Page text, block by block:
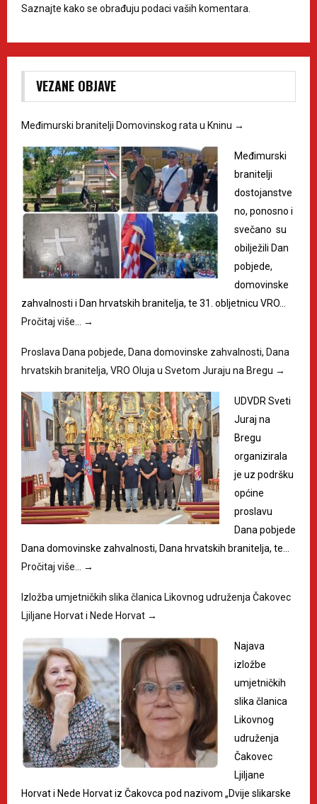
Saznajte kako se obrađuju podaci vaših komentara.
VEZANE OBJAVE
Međimurski branitelji Domovinskog rata u Kninu →
Međimurski
branitelji
dostojanstve
no, ponosno i
svečano su
obilježili Dan
pobjede,
domovinske
zahvalnosti i Dan hrvatskih branitelja, te 31. obljetnicu VRO…
Pročitaj više…
→
Proslava Dana pobjede, Dana domovinske zahvalnosti, Dana
hrvatskih branitelja, VRO Oluja u Svetom Juraju na Bregu →
UDVDR Sveti
Juraj na
Bregu
organizirala
je uz podršku
općine
proslavu
Dana pobjede
Dana domovinske zahvalnosti, Dana hrvatskih branitelja, te…
Pročitaj više…
→
Izložba umjetničkih slika članica Likovnog udruženja Čakovec
Ljiljane Horvat i Nede Horvat →
Najava
izložbe
umjetničkih
slika članica
Likovnog
udruženja
Čakovec
Ljiljane
Horvat i Nede Horvat iz Čakovca pod nazivom „Dvije slikarske